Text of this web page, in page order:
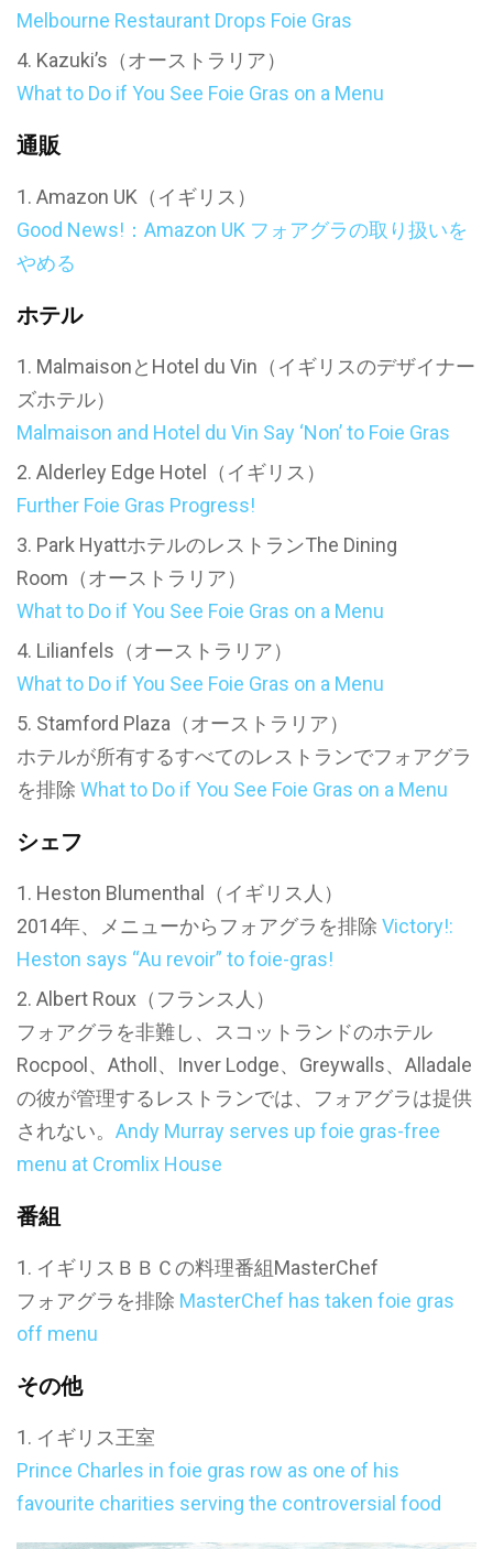
Melbourne Restaurant Drops Foie Gras
Kazuki’s（オーストラリア）
What to Do if You See Foie Gras on a Menu
通販
Amazon UK（イギリス）
Good News!：Amazon UK フォアグラの取り扱いを
やめる
ホテル
MalmaisonとHotel du Vin（イギリスのデザイナー
ズホテル）
Malmaison and Hotel du Vin Say ‘Non’ to Foie Gras
Alderley Edge Hotel（イギリス）
Further Foie Gras Progress!
Park HyattホテルのレストランThe Dining
Room（オーストラリア）
What to Do if You See Foie Gras on a Menu
Lilianfels（オーストラリア）
What to Do if You See Foie Gras on a Menu
Stamford Plaza（オーストラリア）
ホテルが所有するすべてのレストランでフォアグラ
を排除 What to Do if You See Foie Gras on a Menu
シェフ
Heston Blumenthal（イギリス人）
2014年、メニューからフォアグラを排除 Victory!:
Heston says “Au revoir” to foie-gras!
Albert Roux（フランス人）
フォアグラを非難し、スコットランドのホテル
Rocpool、Atholl、Inver Lodge、Greywalls、Alladale
の彼が管理するレストランでは、フォアグラは提供
されない。 Andy Murray serves up foie gras-free
menu at Cromlix House
番組
イギリスＢＢＣの料理番組MasterChef
フォアグラを排除 MasterChef has taken foie gras
off menu
その他
イギリス王室
Prince Charles in foie gras row as one of his
favourite charities serving the controversial food